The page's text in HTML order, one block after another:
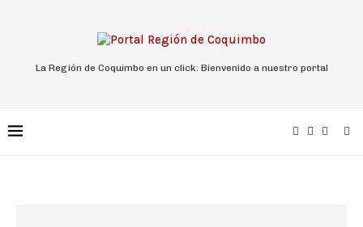
La Región de Coquimbo en un click: Bienvenido a nuestro portal